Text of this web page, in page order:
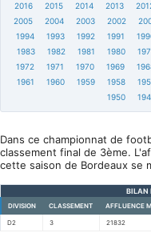
2016
2015 2014 2013
2005
2004 2003 2002
1994
1993 1992 1991
1983
1982 1981 1980
1972
1971 1970 1969
1961
1960 1959 1958
1950
Dans ce championnat de
classement final de 3ème.
cette saison de Bordeaux se
BILAN
DIVISION CLASSEMENT AFFLUENCE
D2 3 21832